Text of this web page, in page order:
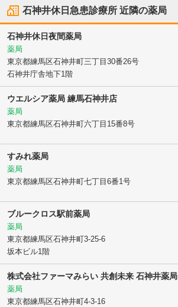
石神井休日急患診療所 近隣の薬局
石神井休日夜間薬局
薬局
東京都練馬区石神井町三丁目30番26号
石神井庁舎地下1階
ウエルシア薬局 練馬石神井店
薬局
東京都練馬区石神井町六丁目15番8号
すみれ薬局
薬局
東京都練馬区石神井町七丁目6番1号
ブルークロス駅前薬局
薬局
東京都練馬区石神井町3-25-6
坂本ビル1階
株式会社ファーマみらい 共創未来 石神井薬局
薬局
東京都練馬区石神井町4-3-16